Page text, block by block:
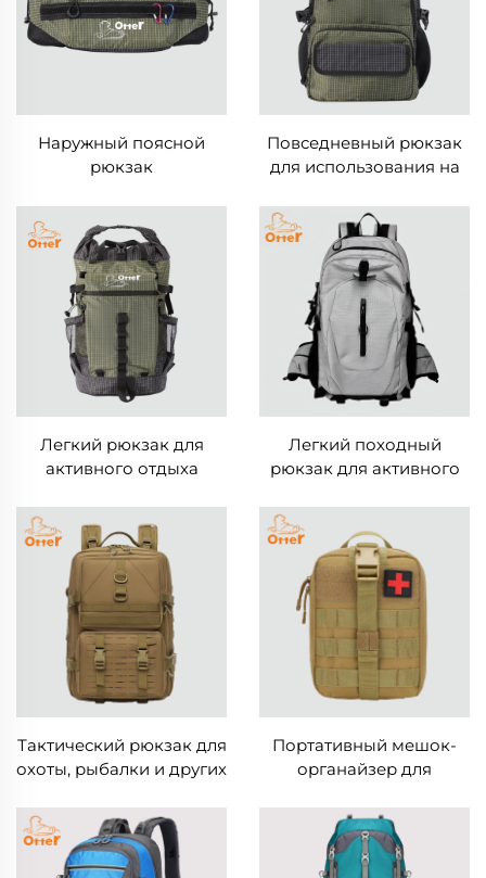
Наружный поясной
рюкзак
Повседневный рюкзак
для использования на
Легкий рюкзак для
активного отдыха
Легкий походный
рюкзак для активного
Тактический рюкзак для
охоты, рыбалки и других
Портативный мешок-
органайзер для
снаряжения,
тактический чехол для
хранения, аптечка